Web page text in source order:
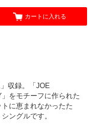
カートに入れる
収録。「JOE
をモチーフに作られた
に恵まれなかったた
ングルです。